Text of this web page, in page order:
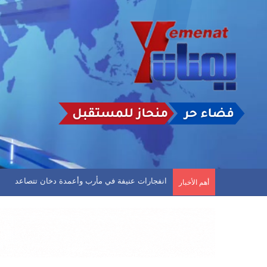
أهم الأخبار المالكي يعلن عن هجمات استهدفت جنوب غرب